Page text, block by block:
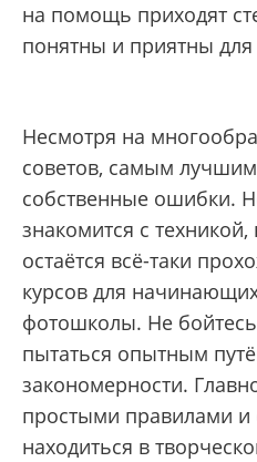
на помощь приходят
понятны и приятны для
Несмотря на
советов, самым
собственные ошибки.
знакомится с
остаётся всё-таки
курсов для
фотошколы. Не
пытаться опытным
закономерности.
простыми правилами и
находиться в